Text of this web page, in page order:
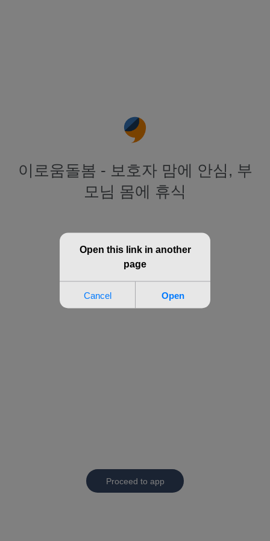
이로움돌봄 - 보호자 맘에 안심, 부
모님 몸에 휴식
Proceed to app